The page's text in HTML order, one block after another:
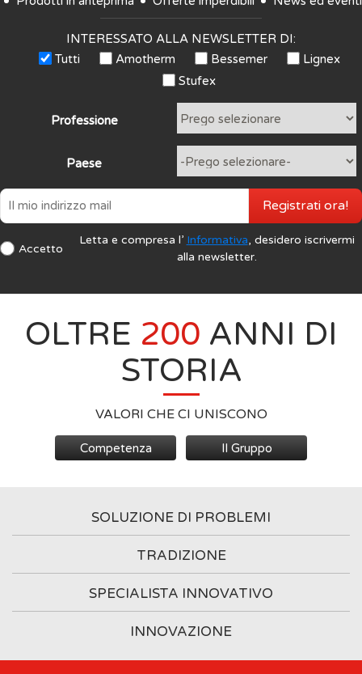
INTERESSATO ALLA NEWSLETTER DI:
Tutti
Amotherm Bessemer
Lignex
Stufex
Professione
Paese
Accetto
Letta e compresa l’ Informativa, desidero iscrivermi
alla newsletter.
Registrati ora!
OLTRE 200 ANNI DI
STORIA
VALORI CHE CI UNISCONO
Competenza Il Gruppo
SOLUZIONE DI PROBLEMI
TRADIZIONE
SPECIALISTA INNOVATIVO
INNOVAZIONE